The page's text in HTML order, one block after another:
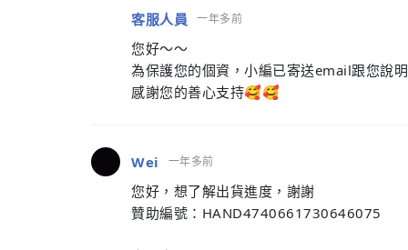
客服人員 一年多前
您好～～
為保護您的個資，小編已寄送email跟您說
感謝您的善心支持🥰🥰
Wei 一年多前
您好，想了解出貨進度，謝謝
贊助編號：HAND4740661730646075